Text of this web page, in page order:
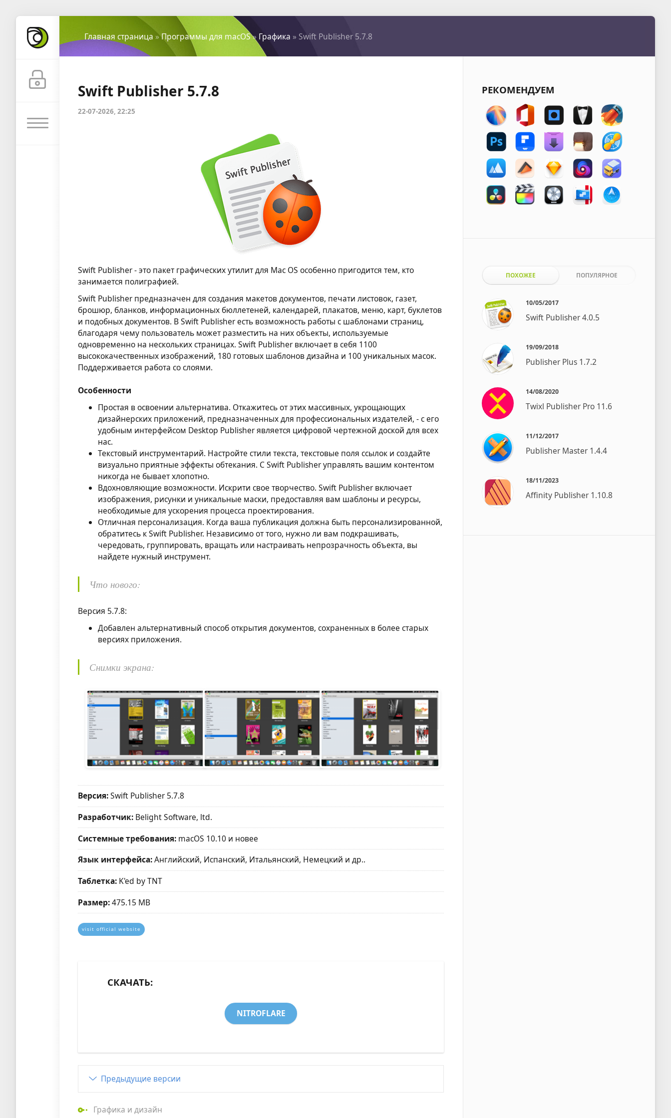
Главная страница »Программы для macOS» Графика » Swift Publisher 5.7.8
Swift Publisher 5.7.8
22-07-2026, 22:25
Swift Publisher - это пакет графических утилит для Mac OS особенно пригодится тем, кто
занимается полиграфией.
Swift Publisher предназначен для создания макетов документов, печати листовок, газет,
брошюр, бланков, информационных бюллетеней, календарей, плакатов, меню, карт, буклетов
и подобных документов. В Swift Publisher есть возможность работы с шаблонами страниц,
благодаря чему пользователь может разместить на них объекты, используемые
одновременно на нескольких страницах. Swift Publisher включает в себя 1100
высококачественных изображений, 180 готовых шаблонов дизайна и 100 уникальных масок.
Поддерживается работа со слоями.
Особенности
Простая в освоении альтернатива. Откажитесь от этих массивных, укрощающих
дизайнерских приложений, предназначенных для профессиональных издателей, - с его
удобным интерфейсом Desktop Publisher является цифровой чертежной доской для всех
нас.
Текстовый инструментарий. Настройте стили текста, текстовые поля ссылок и создайте
визуально приятные эффекты обтекания. С Swift Publisher управлять вашим контентом
никогда не бывает хлопотно.
Вдохновляющие возможности. Искрити свое творчество. Swift Publisher включает
изображения, рисунки и уникальные маски, предоставляя вам шаблоны и ресурсы,
необходимые для ускорения процесса проектирования.
Отличная персонализация. Когда ваша публикация должна быть персонализированной,
обратитесь к Swift Publisher. Независимо от того, нужно ли вам подкрашивать,
чередовать, группировать, вращать или настраивать непрозрачность объекта, вы
найдете нужный инструмент.
Что нового:
Версия 5.7.8:
Добавлен альтернативный способ открытия документов, сохраненных в более старых
версиях приложения.
Снимки экрана:
Версия:Swift Publisher 5.7.8
Разработчик: Belight Software, ltd.
Системные требования: macOS 10.10 и новее
Язык интерфейса:Английский, Испанский, Итальянский, Немецкий и др..
Таблетка: K'ed by TNT
Размер:475.15 MB
visit official website
СКАЧАТЬ:
NITROFLARE
Предыдущие версии
Графика и дизайн
РЕКОМЕНДУЕМ
ПОХОЖЕЕ ПОПУЛЯРНОЕ
10/05/2017
Swift Publisher 4.0.5
19/09/2018
Publisher Plus 1.7.2
14/08/2020
Twixl Publisher Pro 11.6
11/12/2017
Publisher Master 1.4.4
18/11/2023
Affinity Publisher 1.10.8